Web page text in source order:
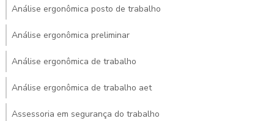
Análise ergonômica posto de trabalho
Análise ergonômica preliminar
Análise ergonômica de trabalho
Análise ergonômica de trabalho aet
Assessoria em segurança do trabalho